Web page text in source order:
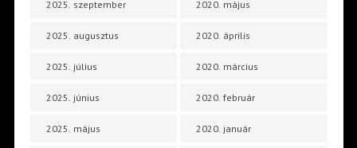
2025. szeptember
2025. augusztus
2025. július
2025. június
2025. május
2020. május
2020. április
2020. március
2020. február
2020. január